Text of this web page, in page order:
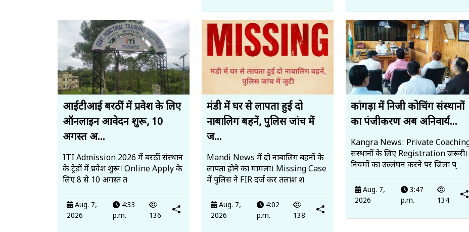
आईटीआई बरठीं में प्रवेश के लिए
ऑनलाइन आवेदन शुरू, 10
अगस्त अ...
ITI Admission 2026 में बरठीं संस्थान
के ट्रेडों में प्रवेश शुरू। Online Apply के
लिए 8 से 10 अगस्त त
Aug. 7,
2026
4:33
p.m.
136
मंडी में घर से लापता हुईं दो
नाबालिग बहनें, पुलिस जांच में
ज...
Mandi News में दो नाबालिग बहनों के
लापता होने का मामला। Missing Case
में पुलिस ने FIR दर्ज कर तलाश श
Aug. 7,
2026
4:02
p.m.
138
कांगड़ा में निजी कोचिंग संस्थानों
का पंजीकरण अब अनिवार्य...
Kangra News: Private
संस्थानों के लिए Registration जरूरी।
नियमों का उल्लंघन करने पर जिला प्
Aug. 7,
2026
3:47
p.m.
134